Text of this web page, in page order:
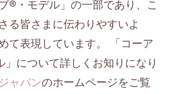
®・モデル」の一部であり、こ
る皆さまに伝わりやすいよ
て表現しています。 「コーア
」について詳しくお知りになり
ャパンのホームページをご覧